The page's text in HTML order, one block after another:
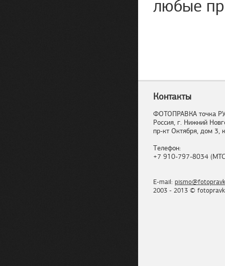
любые
Контакты
ФОТОПРАВКА точка
Россия, г. Нижний
пр-кт Октября, дом 3,
Телефон:
+7 910-797-8034
E-mail:
2003 - 2013 ©